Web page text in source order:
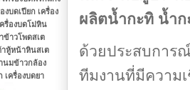
งบดเปียก เครื่อง
รื่องบดโม่หิน
ข้าวโพดสเต
าหู้หน้าหินสเต
นมข้าวกล้อง
เครื่องบดยา
ผลิตน้ำกะทิ น้ำก
ด้วยประสบการ
ทีมงานที่มีความ